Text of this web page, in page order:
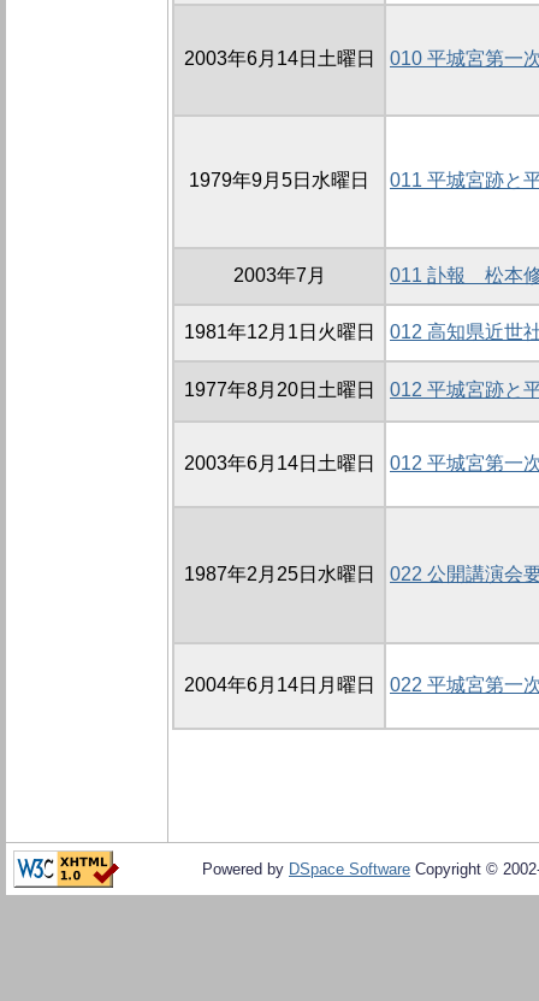
2003年6月14日土曜日 010 平城宮第一
1979年9月5日水曜日 011 平城宮跡と
2003年7月 011 訃報 松本
1981年12月1日火曜日 012 高知県近世
1977年8月20日土曜日 012 平城宮跡と
2003年6月14日土曜日 012 平城宮第一
1987年2月25日水曜日 022 公開講演会
2004年6月14日月曜日 022 平城宮第一
Powered by DSpace Software Copyright ©